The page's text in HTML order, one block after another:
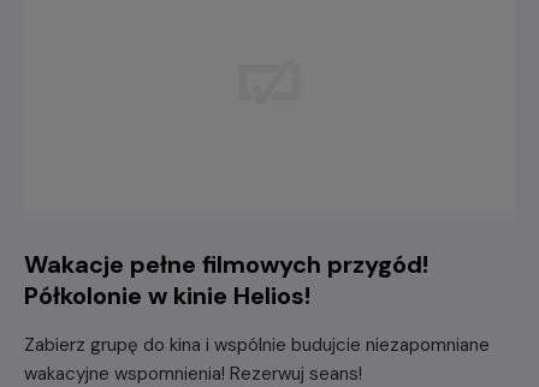
Wakacje pełne filmowych przygód!
Półkolonie w kinie Helios!
Zabierz grupę do kina i wspólnie budujcie niezapomniane
wakacyjne wspomnienia! Rezerwuj seans!